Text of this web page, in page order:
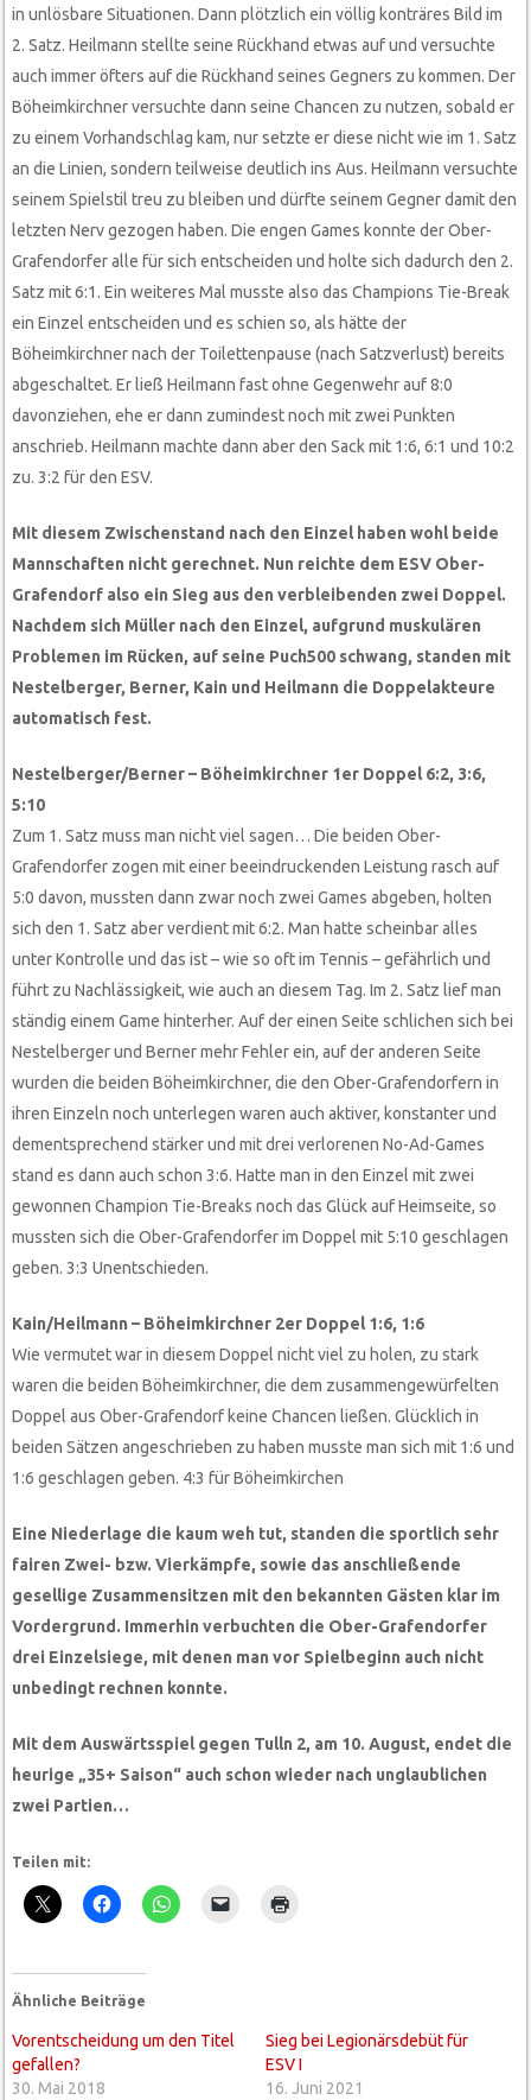
in unlösbare Situationen. Dann plötzlich ein völlig konträres Bild im
2. Satz. Heilmann stellte seine Rückhand etwas auf und versuchte
auch immer öfters auf die Rückhand seines Gegners zu kommen. Der
Böheimkirchner versuchte dann seine Chancen zu nutzen, sobald er
zu einem Vorhandschlag kam, nur setzte er diese nicht wie im 1. Satz
an die Linien, sondern teilweise deutlich ins Aus. Heilmann versuchte
seinem Spielstil treu zu bleiben und dürfte seinem Gegner damit den
letzten Nerv gezogen haben. Die engen Games konnte der Ober-
Grafendorfer alle für sich entscheiden und holte sich dadurch den 2.
Satz mit 6:1. Ein weiteres Mal musste also das Champions Tie-Break
ein Einzel entscheiden und es schien so, als hätte der
Böheimkirchner nach der Toilettenpause (nach Satzverlust) bereits
abgeschaltet. Er ließ Heilmann fast ohne Gegenwehr auf 8:0
davonziehen, ehe er dann zumindest noch mit zwei Punkten
anschrieb. Heilmann machte dann aber den Sack mit 1:6, 6:1 und 10:2
zu. 3:2 für den ESV.
Mit diesem Zwischenstand nach den Einzel haben wohl beide
Mannschaften nicht gerechnet. Nun reichte dem ESV Ober-
Grafendorf also ein Sieg aus den verbleibenden zwei Doppel.
Nachdem sich Müller nach den Einzel, aufgrund muskulären
Problemen im Rücken, auf seine Puch500 schwang, standen mit
Nestelberger, Berner, Kain und Heilmann die Doppelakteure
automatisch fest.
Nestelberger/Berner – Böheimkirchner 1er Doppel 6:2, 3:6,
5:10
Zum 1. Satz muss man nicht viel sagen… Die beiden Ober-
Grafendorfer zogen mit einer beeindruckenden Leistung rasch auf
5:0 davon, mussten dann zwar noch zwei Games abgeben, holten
sich den 1. Satz aber verdient mit 6:2. Man hatte scheinbar alles
unter Kontrolle und das ist – wie so oft im Tennis – gefährlich und
führt zu Nachlässigkeit, wie auch an diesem Tag. Im 2. Satz lief man
ständig einem Game hinterher. Auf der einen Seite schlichen sich bei
Nestelberger und Berner mehr Fehler ein, auf der anderen Seite
wurden die beiden Böheimkirchner, die den Ober-Grafendorfern in
ihren Einzeln noch unterlegen waren auch aktiver, konstanter und
dementsprechend stärker und mit drei verlorenen No-Ad-Games
stand es dann auch schon 3:6. Hatte man in den Einzel mit zwei
gewonnen Champion Tie-Breaks noch das Glück auf Heimseite, so
mussten sich die Ober-Grafendorfer im Doppel mit 5:10 geschlagen
geben. 3:3 Unentschieden.
Kain/Heilmann – Böheimkirchner 2er Doppel 1:6, 1:6
Wie vermutet war in diesem Doppel nicht viel zu holen, zu stark
waren die beiden Böheimkirchner, die dem zusammengewürfelten
Doppel aus Ober-Grafendorf keine Chancen ließen. Glücklich in
beiden Sätzen angeschrieben zu haben musste man sich mit 1:6 und
1:6 geschlagen geben. 4:3 für Böheimkirchen
Eine Niederlage die kaum weh tut, standen die sportlich sehr
fairen Zwei- bzw. Vierkämpfe, sowie das anschließende
gesellige Zusammensitzen mit den bekannten Gästen klar im
Vordergrund. Immerhin verbuchten die Ober-Grafendorfer
drei Einzelsiege, mit denen man vor Spielbeginn auch nicht
unbedingt rechnen konnte.
Mit dem Auswärtsspiel gegen Tulln 2, am 10. August, endet die
heurige „35+ Saison“ auch schon wieder nach unglaublichen
zwei Partien…
Teilen mit:
Ähnliche Beiträge
Vorentscheidung um den Titel
gefallen?
30. Mai 2018
Sieg bei Legionärsdebüt für
ESV I
16. Juni 2021